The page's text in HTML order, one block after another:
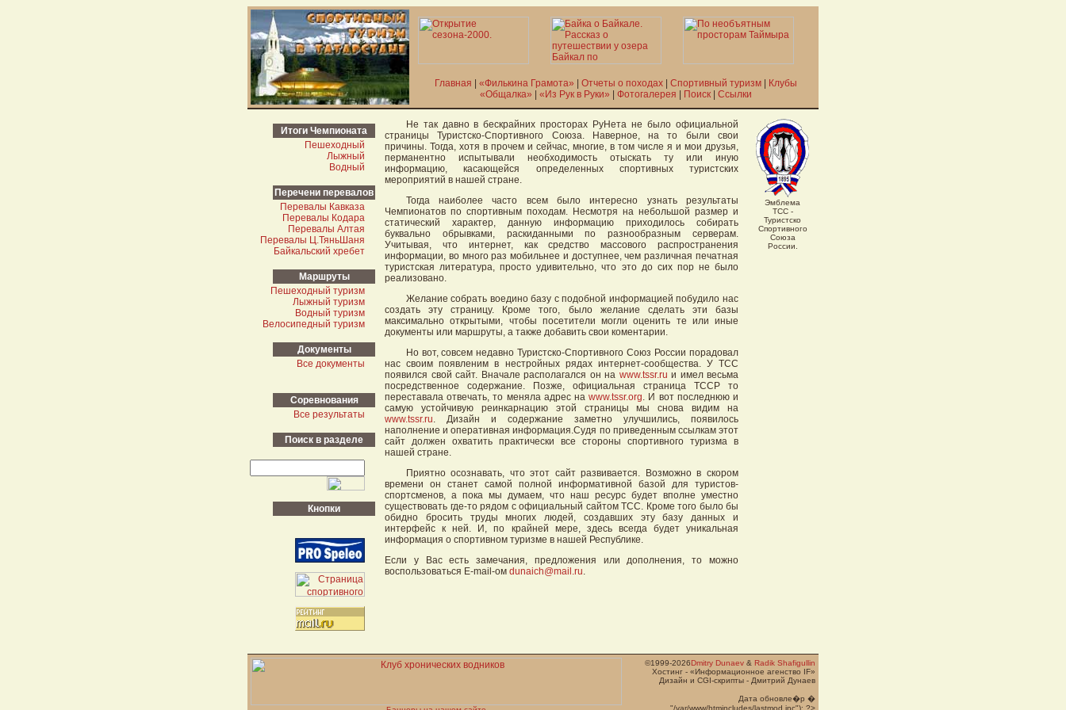
Главная «Филькина Грамота» Отчеты о походах| Спортивный туризм|
Клубы
«Общалка»
«Из Рук в Руки» Фотогалерея Поиск| Ссылки
Итоги Чемпионата
Пешеходный
Лыжный
Водный
Перечени перевалов
Перевалы Кавказа
Перевалы Кодара
Перевалы Алтая
Перевалы Ц.Тянь­Шаня
Байкальский хребет
Маршруты
Пешеходный туризм
Лыжный туризм
Водный туризм
Велосипедный туризм
Документы
Все документы
Cоревнования
Все результаты
Поиск в разделе
Кнопки
Не так давно в бескрайних просторах РуНета не было официальной
страницы Туристско-Спортивного Союза. Наверное, на то были свои
причины. Тогда, хотя в прочем и сейчас, многие, в том числе я и мои друзья,
перманентно испытывали необходимость отыскать ту или иную
информацию, касающейся определенных спортивных туристских
мероприятий в нашей стране.
Тогда наиболее часто всем было интересно узнать результаты
Чемпионатов по спортивным походам. Несмотря на небольшой размер и
статический характер, данную информацию приходилось собирать
буквально обрывками, раскиданными по разнообразным серверам.
Учитывая, что интернет, как средство массового распространения
информации, во много раз мобильнее и доступнее, чем различная печатная
туристская литература, просто удивительно, что это до сих пор не было
реализовано.
Желание собрать воедино базу с подобной информацией побудило нас
создать эту страницу. Кроме того, было желание сделать эти базы
максимально открытыми, чтобы посетители могли оценить те или иные
документы или маршруты, а также добавить свои коментарии.
Но вот, совсем недавно Туристско-Спортивного Союз России порадовал
нас своим появленим в нестройных рядах интернет-сообщества. У ТСС
появился свой сайт. Вначале располагался он на www.tssr.ru и имел весьма
посредственное содержание. Позже, официальная страница ТССР то
переставала отвечать, то меняла адрес наwww.tssr.org. И вот последнюю и
самую устойчивую реинкарнацию этой страницы мы снова видим на
www.tssr.ru. Дизайн и содержание заметно улучшились, появилось
наполнение и оперативная информация.Судя по приведенным ссылкам этот
сайт должен охватить практически все стороны спортивного туризма в
нашей стране.
Приятно осознавать, что этот сайт развивается. Возможно в скором
времени он станет самой полной информативной базой для туристов-
спортсменов, а пока мы думаем, что наш ресурс будет вполне уместно
существовать где-то рядом с официальный сайтом ТСС. Кроме того было бы
обидно бросить труды многих людей, создавших эту базу данных и
интерфейс к ней. И, по крайней мере, здесь всегда будет уникальная
информация о спортивном туризме в нашей Республике.
Если у Вас есть замечания, предложения или дополнения, то можно
воспользоваться Е-mail-ом dunaich@mail.ru.
Эмблема
ТСС -
Туристско
Спортивного
Союза
России.
©1999-2026Dmitry Dunaev & Radik Shafigullin
Хостинг - «Информационное агенство IF»
Дизайн и CGI-скрипты - Дмитрий Дунаев
Дата обновле�p �
"/var/www/htmincludes/lastmod.inc"); ?>